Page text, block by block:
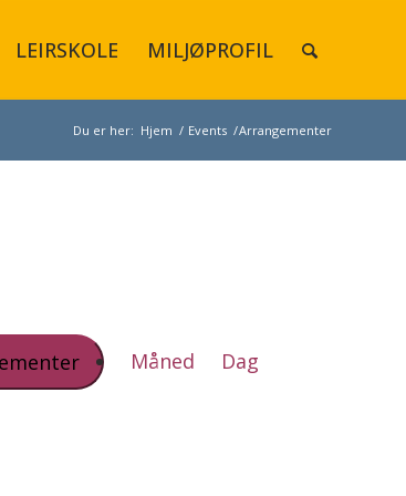
LEIRSKOLE MILJØPROFIL
Du er her: Hjem / Events /Arrangementer
Views
Navigation
Måned Dag